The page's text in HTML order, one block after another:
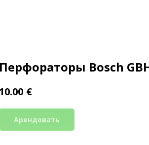
Перфораторы Bosch
10.00 €
Арендовать